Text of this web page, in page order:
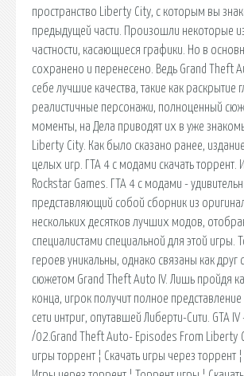
пространство Liberty City, с которым вы
предыдущей части. Произошли некоторые
частности, касающиеся графики. Но в
сохранено и перенесено. Ведь Grand Theft
себе лучшие качества, такие как раскрытие
реалистичные персонажи, полноценный
моменты, на Дела приводят их в уже
Liberty City. Как было сказано ранее,
целых игр. ГТА 4 с модами скачать торрент.
Rockstar Games. ГТА 4 с модами -
представляющий собой сборник из
нескольких десятков лучших модов,
специалистами специальной для этой игры.
героев уникальны, однако связаны как друг
сюжетом Grand Theft Auto IV. Лишь пройдя
конца, игрок получит полное
сети интриг, опутавшей Либерти-Сити. GTA IV
/02.Grand Theft Auto- Episodes From Liberty
игры торрент ¦ Скачать игры через торрент